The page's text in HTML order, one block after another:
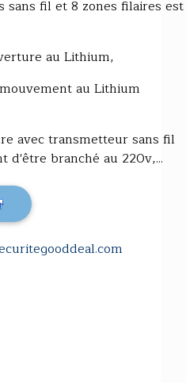
sans fil et 8 zones filaires est
au Lithium,
au Lithium
avec transmetteur sans fil
d'être branché au 220v,...